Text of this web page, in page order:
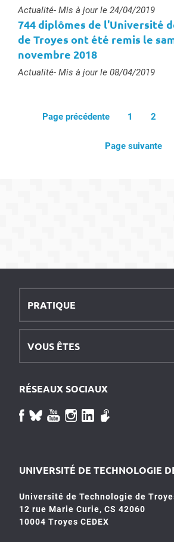
Type :
Actualité- Mis à jour le 24/04/2019
744 diplômes de l'Université
de Troyes ont été remis le
novembre 2018
Type :
Actualité- Mis à jour le 08/04/2019
Page précédente 1 2
Page suivante
PRATIQUE
VOUS ÊTES
RÉSEAUX SOCIAUX
UNIVERSITÉ DE TECHNOLOGIE
Université de Technologie de
12 rue Marie Curie, CS 42060
10004 Troyes CEDEX